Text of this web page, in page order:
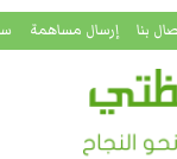
بنا إرسال مساهمة